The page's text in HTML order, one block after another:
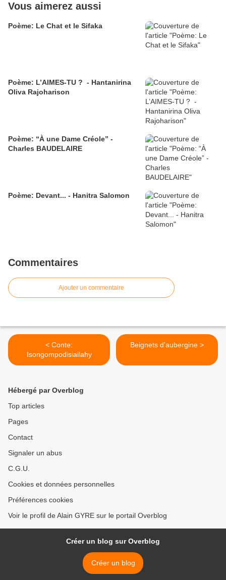
Vous aimerez aussi
Poème: Le Chat et le Sifaka
Poème: L’AIMES-TU ? - Hantanirina
Oliva Rajoharison
Poème: “À une Dame Créole” -
Charles BAUDELAIRE
Poème: Devant... - Hanitra Salomon
Commentaires
Ajouter un commentaire
< Conte:
Isongompodisiailahy
Beignets d'aubergine >
Hébergé par Overblog
Top articles
Pages
Contact
Signaler un abus
C.G.U.
Cookies et données personnelles
Préférences cookies
Voir le profil de Alain GYRE sur le portail Overblog
Créer un blog sur Overblog
Créer un blog